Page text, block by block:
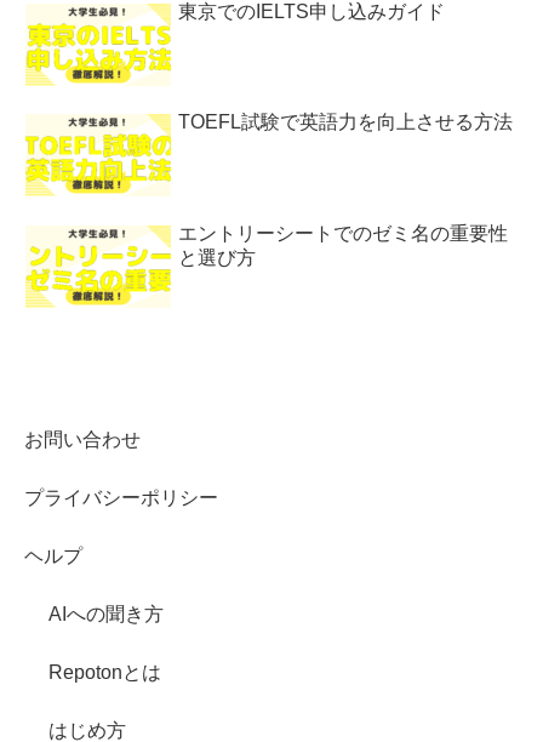
東京でのIELTS申し込みガイド
TOEFL試験で英語力を向上させる方法
エントリーシートでのゼミ名の重要性
と選び方
お問い合わせ
プライバシーポリシー
ヘルプ
AIへの聞き方
Repotonとは
はじめ方